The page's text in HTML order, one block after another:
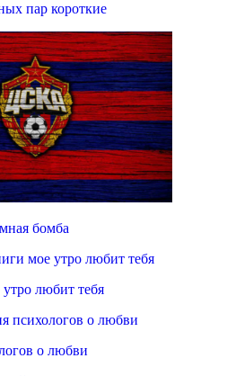
пар короткие
бомба
любит тебя
о любви